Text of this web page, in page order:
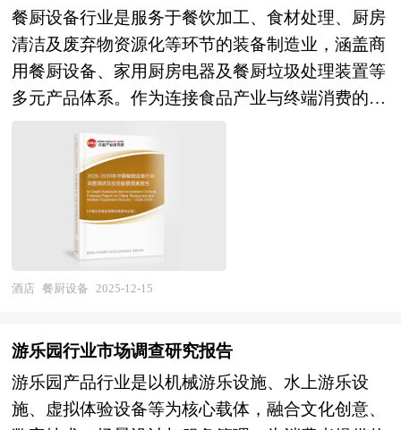
是企业进行市场研究工作时不可或缺的重要参考资
料，同时也可作为金融机构进行信贷分析、证券分
析、投资分析等研究工作时的参考依据。
为行业规范化、高质量发展提供制度保障。投资
端，具备IP资源整合能力、数字技术实力、品牌连
锁运营能力及社区生态构建能力的企业将主导市场
竞争，行业将吸引更多酒店集团、游戏厂商、文旅
中研普华咨询公司领衔撰写，在大量周密的市场调
研基础上，主要依据了国家统计局、国家商务部、
国家发改委、国家经济信息中心、国务院发展研究
中心、国家海关总署、全国商业信息中心、中国经
济景气监测中心、中国行业研究网、全国及海外相
关报刊杂志的基础信息以及电竞酒店行业研究单位
了分析，重点分析了国内外电竞酒店行业的发展现
状、如何面对行业的发展挑战、行业的发展建议、
行业竞争力，以及行业的投资分析和趋势预测等
业、医院、政府机构等场景需求呈现差异化特征，
倒逼企业构建定制化服务能力；运营模式层面，承
包入驻、集体配餐与团餐平台三种模式并存，其中
承包入驻模式虽为主流但面临利润承压，平台模式
通过整合社会餐饮资源实现轻资产扩张；竞争格局
层面，市场集中度显著低于海外成熟市场，本土龙
头依托供应链优势加速整合，同时外卖平台、连锁
餐饮、物业企业等跨界主体携资源入场，多元化供
给格局成型。与此同时，行业已进入微利时代，监
管趋严推高合规成本，招标逻辑从价格导向转向质
量导向，企业需在供应链数字化、全链条规范化、
间收窄挑战。 展望未来，团餐产业将迎来市场整
合与价值升级并行的黄金发展期。随着消费升级与
健康理念普及，消费者对营养均衡、品种丰富、体
餐厨设备行业是服务于餐饮加工、食材处理、厨房
清洁及废弃物资源化等环节的装备制造业，涵盖商
用餐厨设备、家用厨房电器及餐厨垃圾处理装置等
多元产品体系。作为连接食品产业与终端消费的关
效率、改善厨房环境的功能性产业，也是推动绿色
餐饮、智慧厨房与循环经济的技术载体。在"双
碳"战略与消费升级双重驱动下，餐厨设备行业被
赋予从传统制造向智能制造、从单一功能向系统集
成、从产品供给向服务运营转型的战略使命，其发
展水平直接关系到餐饮业现代化进程与居民生活品
张与结构升级并行的关键转型期。市场需求端，餐
互联、易于清洁维护的中央厨房设备与门店后厨解
决方案的强劲需求；家庭消费端，快节奏生活方式
酒店 餐厨设备 2025-12-15
游乐园行业市场调查研究报告
游乐园产品行业是以机械游乐设施、水上游乐设
施、虚拟体验设备等为核心载体，融合文化创意、